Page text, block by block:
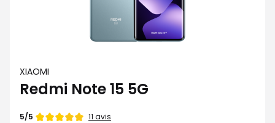
XIAOMI
Redmi Note 15 5G
Note
5/5 11 avis